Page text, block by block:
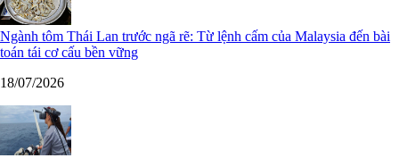
Ngành tôm Thái Lan trước ngã rẽ: Từ lệnh cấm của Malaysia đến bài
toán tái cơ cấu bền vững
18/07/2026